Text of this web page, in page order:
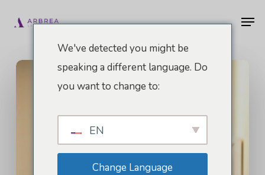
principale
We've detected you might be
speaking a different language. Do
you want to change to:
EN
Change Language